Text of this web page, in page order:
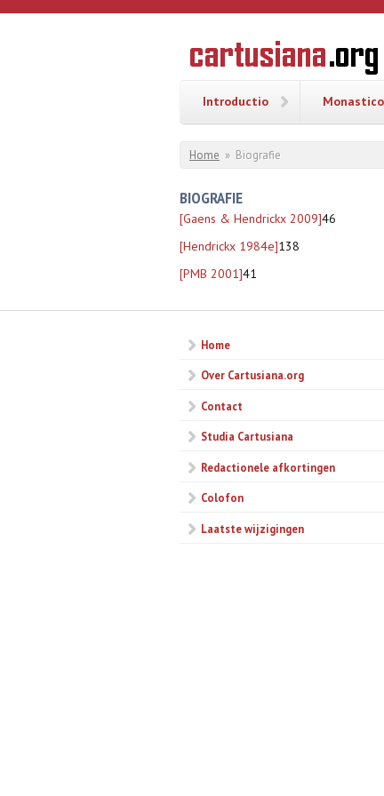
Overslaan en naar de inhoud gaan
Geschiedenis
van de
Introductio
U bent hier
Home » Biografie
BIOGRAFIE
[Gaens & Hendrickx 2009]46
[Hendrickx 1984e]138
[PMB 2001]41
Home
Over Cartusiana.org
Contact
Studia Cartusiana
Redactionele afkortingen
Colofon
Laatste wijzigingen